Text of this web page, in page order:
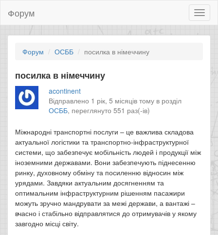
Форум
Форум ОСББ посилка в німеччину
посилка в німеччину
acontinent
Відправлено 1 рік, 5 місяців тому в розділ
ОСББ, переглянуто 551 раз(-ів)
Міжнародні транспортні послуги – це важлива складова
актуальної логістики та транспортно-інфраструктурної
системи, що забезпечує мобільність людей і продукції між
іноземними державами. Вони забезпечують піднесенню
ринку, духовному обміну та посиленню відносин між
урядами. Завдяки актуальним досягненням та
оптимальним інфраструктурним рішенням пасажири
можуть зручно мандрувати за межі держави, а вантажі –
вчасно і стабільно відправлятися до отримувачів у якому
завгодно місці світу.